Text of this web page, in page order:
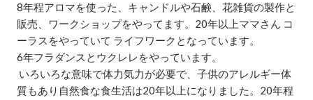
8年程アロマを使った、キャンドルや石鹸、花雑貨の製作と
販売、ワークショップをやってます。20年以上ママさん コ
ーラスをやっていて ライフワークとなっています。
6年フラダンスとウクレレをやっています。
質もあり自然食な食生活は20年以上になりました。20年程